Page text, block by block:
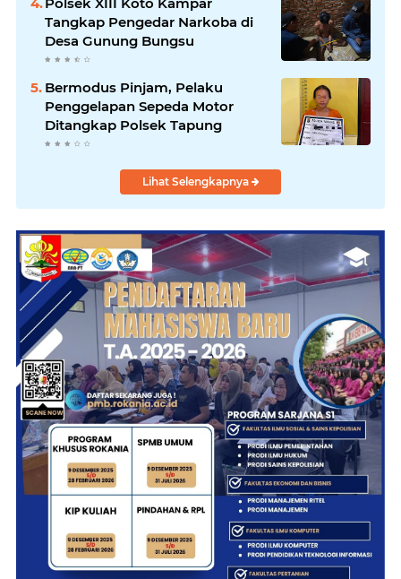
BERLANJUT
Tangkap Pengedar Narkoba di
Desa Gunung Bungsu
Bermodus Pinjam, Pelaku
Penggelapan Sepeda Motor
Ditangkap Polsek Tapung
Lihat Selengkapnya